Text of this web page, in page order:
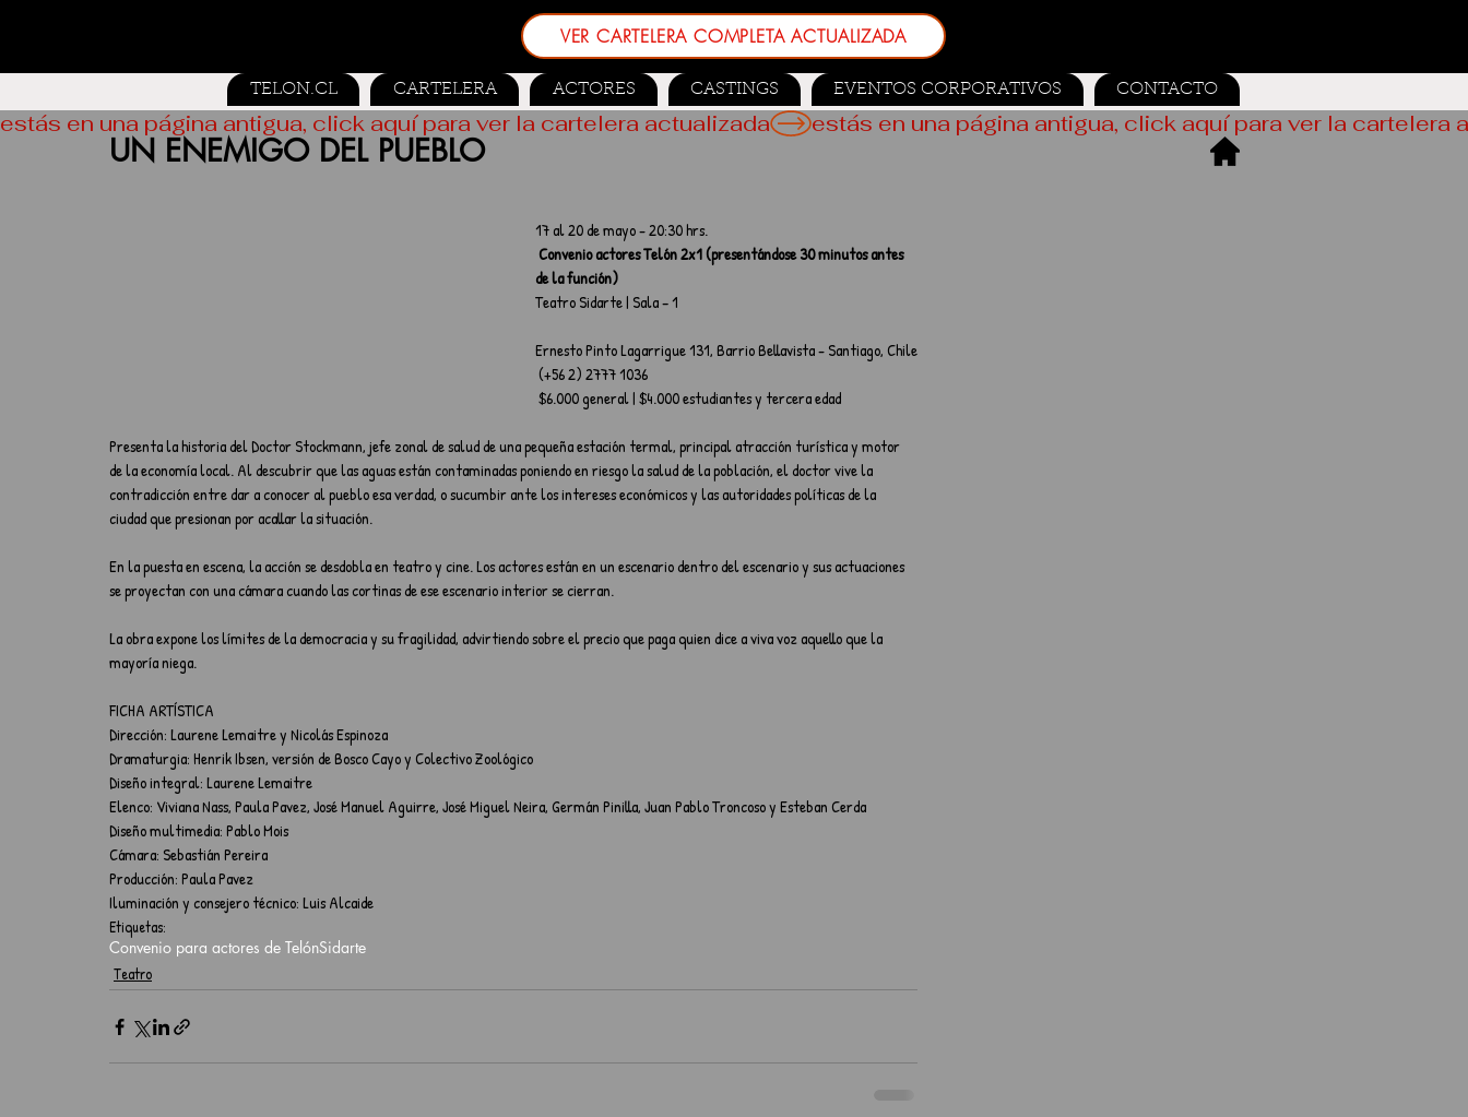
VER CARTELERA COMPLETA ACTUALIZADA
TELON.CL CARTELERA ACTORES CASTINGS EVENTOS CORPORATIVOS CONTACTO
UN ENEMIGO DEL PUEBLO
17 al 20 de mayo - 20:30 hrs.
Convenio actores Telón 2x1 (presentándose 30 minutos antes
de la función)
Teatro Sidarte | Sala – 1
Ernesto Pinto Lagarrigue 131, Barrio Bellavista - Santiago, Chile
(+56 2) 2777 1036
$6.000 general | $4.000 estudiantes y tercera edad
Presenta la historia del Doctor Stockmann, jefe zonal de salud de una pequeña estación termal, principal atracción turística y motor
de la economía local. Al descubrir que las aguas están contaminadas poniendo en riesgo la salud de la población, el doctor vive la
contradicción entre dar a conocer al pueblo esa verdad, o sucumbir ante los intereses económicos y las autoridades políticas de la
ciudad que presionan por acallar la situación.
En la puesta en escena, la acción se desdobla en teatro y cine. Los actores están en un escenario dentro del escenario y sus actuaciones
se proyectan con una cámara cuando las cortinas de ese escenario interior se cierran.
La obra expone los límites de la democracia y su fragilidad, advirtiendo sobre el precio que paga quien dice a viva voz aquello que la
mayoría niega.
FICHA ARTÍSTICA
Dirección: Laurene Lemaitre y Nicolás Espinoza
Dramaturgia: Henrik Ibsen, versión de Bosco Cayo y Colectivo Zoológico
Diseño integral: Laurene Lemaitre
Elenco: Viviana Nass, Paula Pavez, José Manuel Aguirre, José Miguel Neira, Germán Pinilla, Juan Pablo Troncoso y Esteban Cerda
Diseño multimedia: Pablo Mois
Cámara: Sebastián Pereira
Producción: Paula Pavez
Iluminación y consejero técnico: Luis Alcaide
Etiquetas:
Convenio para actores de TelónSidarte
Teatro
estás en una página antigua, click aquí para ver la cartelera actualizada